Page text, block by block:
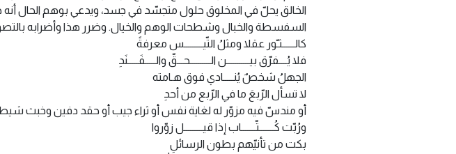
الخالق يحلّ في المخلوق حلول متجسّد في جسد، ويدعي بوهم الحال أنه حوى
السفسطة والخبال وشطحات الوهم والخيال. وضرر هذا وأضرابه
كالــــــثـّور عقلا ومثلُ التّيـــــــــس معرفةً
فلا يُــــفرّق بيـــــــــــن الــــــــــحـــقّ والـــــفَـــــنَدِ
الجهلُ شخصٌ يُنـــــادي فوق هـامته
لا تسأل الرّبعَ ما في الرّبع من أحدِ
أو مندسّ فيه مزوّر له لغاية نفس أو ثراء جيب أو حقد دفين وخبث
ورُبّت كُـــــــتّـــــــاب إذا قيـــــــــل زوّروا
بكت من تأنيّهم بطون الرسائلِ